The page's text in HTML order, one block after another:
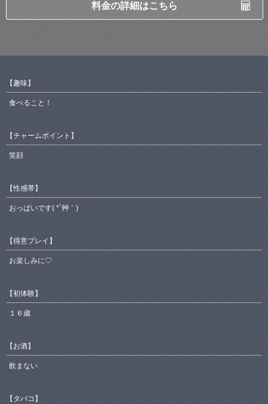
料金の詳細はこちら
【趣味】
食べること！
【チャームポイント】
笑顔
【性感帯】
おっぱいです( *´艸｀)
【得意プレイ】
お楽しみに♡
【初体験】
１６歳
【お酒】
飲まない
【タバコ】